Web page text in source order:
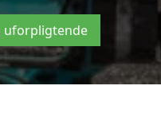
uforpligtende